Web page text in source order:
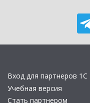
Вход для партнеров 1С
Учебная версия
Стать партнером